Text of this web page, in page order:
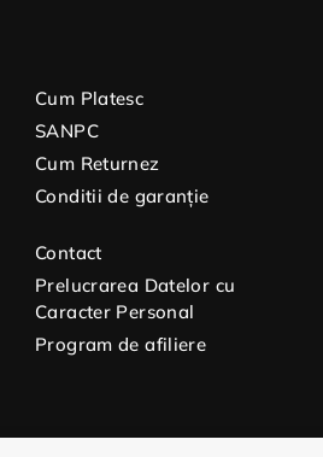
Cum Platesc
SANPC
Cum Returnez
Conditii de garanție
Contact
Prelucrarea Datelor cu
Caracter Personal
Program de afiliere